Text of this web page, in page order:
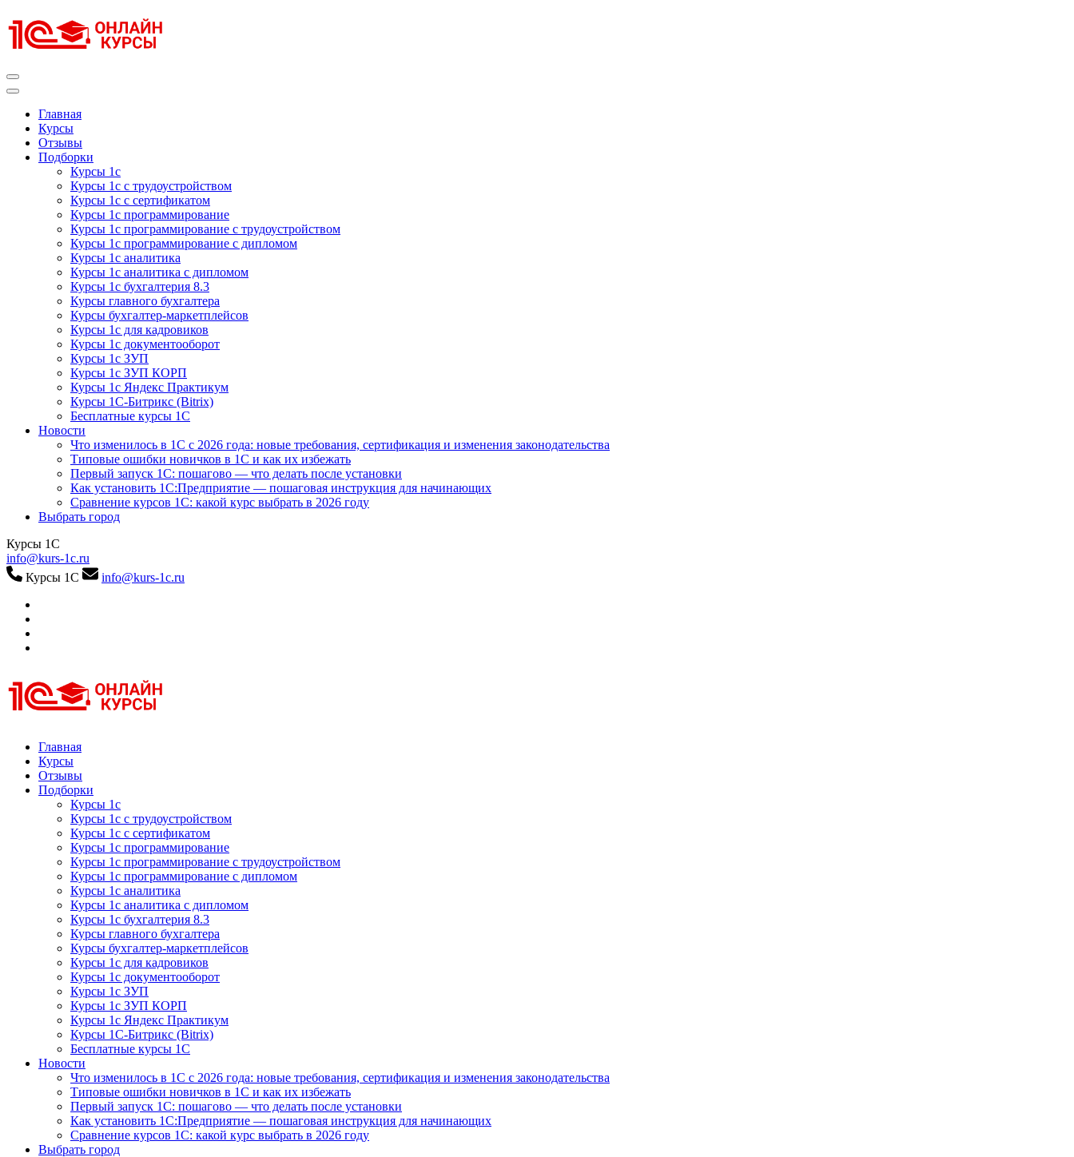
к
содержимому
Главная
Курсы
Отзывы
Подборки
Курсы 1с
Курсы 1с с трудоустройством
Курсы 1с с сертификатом
Курсы 1с программирование
Курсы 1с программирование с трудоустройством
Курсы 1с программирование с дипломом
Курсы 1с аналитика
Курсы 1с аналитика с дипломом
Курсы 1с бухгалтерия 8.3
Курсы главного бухгалтера
Курсы бухгалтер-маркетплейсов
Курсы 1с для кадровиков
Курсы 1с документооборот
Курсы 1с ЗУП
Курсы 1с ЗУП КОРП
Курсы 1с Яндекс Практикум
Курсы 1С-Битрикс (Bitrix)
Бесплатные курсы 1С
Новости
Что изменилось в 1С с 2026 года: новые требования, сертификация и изменения законодательства
Типовые ошибки новичков в 1С и как их избежать
Первый запуск 1С: пошагово — что делать после установки
Как установить 1С:Предприятие — пошаговая инструкция для начинающих
Сравнение курсов 1С: какой курс выбрать в 2026 году
Выбрать город
Курсы 1С
info@kurs-1c.ru
Курсы 1С
info@kurs-1c.ru
Курсы 1С
Курсы 1С официальная сертификация
Главная
Курсы
Отзывы
Подборки
Курсы 1с
Курсы 1с с трудоустройством
Курсы 1с с сертификатом
Курсы 1с программирование
Курсы 1с программирование с трудоустройством
Курсы 1с программирование с дипломом
Курсы 1с аналитика
Курсы 1с аналитика с дипломом
Курсы 1с бухгалтерия 8.3
Курсы главного бухгалтера
Курсы бухгалтер-маркетплейсов
Курсы 1с для кадровиков
Курсы 1с документооборот
Курсы 1с ЗУП
Курсы 1с ЗУП КОРП
Курсы 1с Яндекс Практикум
Курсы 1С-Битрикс (Bitrix)
Бесплатные курсы 1С
Новости
Что изменилось в 1С с 2026 года: новые требования, сертификация и изменения законодательства
Типовые ошибки новичков в 1С и как их избежать
Первый запуск 1С: пошагово — что делать после установки
Как установить 1С:Предприятие — пошаговая инструкция для начинающих
Сравнение курсов 1С: какой курс выбрать в 2026 году
Выбрать город